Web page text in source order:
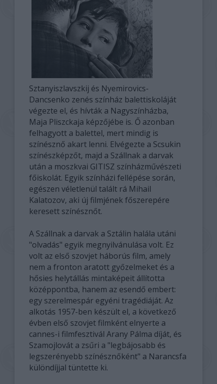
Sztanyiszlavszkij és Nyemirovics-
Dancsenko zenés színház balettiskoláját
végezte el, és hívták a Nagyszínházba,
Maja Pliszckaja képzőjébe is. Ő azonban
felhagyott a balettel, mert mindig is
színésznő akart lenni. Elvégezte a Scsukin
színészképzőt, majd a Szállnak a darvak
után a moszkvai GITISZ színházművészeti
főiskolát. Egyik színházi fellépése során,
egészen véletlenül talált rá Mihail
Kalatozov, aki új filmjének főszerepére
keresett színésznőt.
A Szállnak a darvak a Sztálin halála utáni
"olvadás" egyik megnyilvánulása volt. Ez
volt az első szovjet háborús film, amely
nem a fronton aratott győzelmeket és a
hősies helytállás mintaképeit állította
középpontba, hanem az esendő embert:
egy szerelmespár egyéni tragédiáját. Az
alkotás 1957-ben készült el, a következő
évben első szovjet filmként elnyerte a
cannes-i filmfesztivál Arany Pálma díját, és
Szamojlovát a zsűri a "legbájosabb és
legszerényebb színésznőként" a Narancsfa
különdíjjal tüntette ki.